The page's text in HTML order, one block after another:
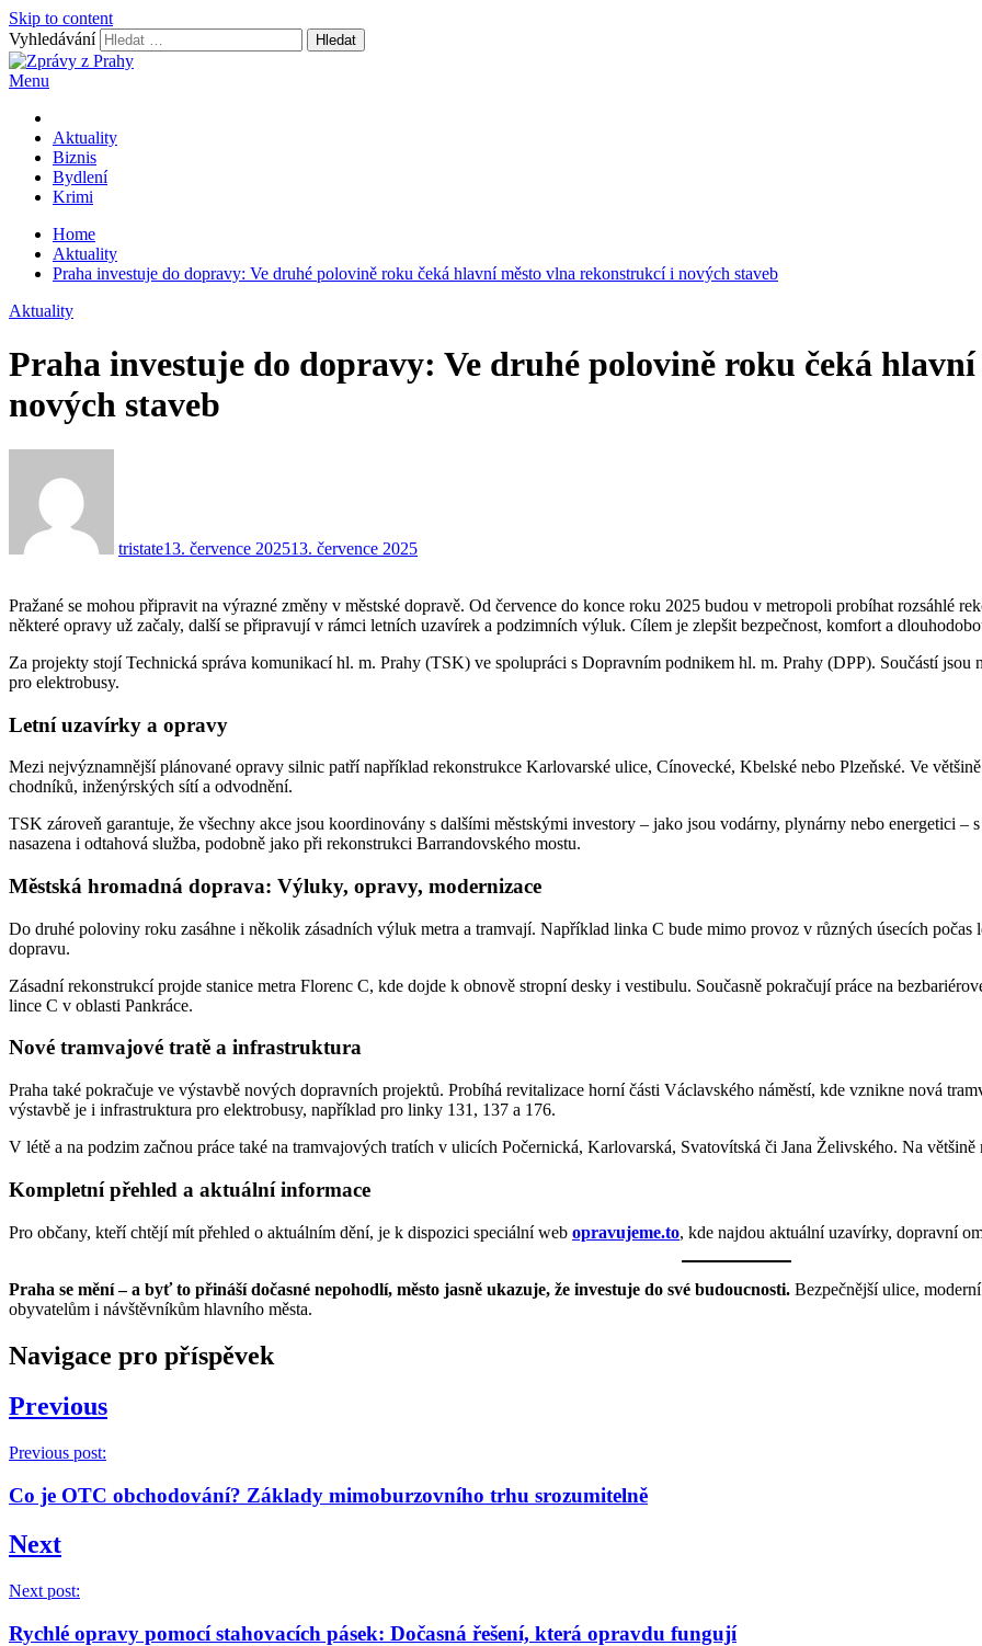
Skip to content
Vyhledávání
Menu
Aktuality
Biznis
Bydlení
Krimi
Home
Aktuality
Praha investuje do dopravy: Ve druhé polovině roku čeká hlavní město vlna rekonstrukcí i nových staveb
Aktuality
Praha investuje do dopravy: Ve druhé polovině roku čeká
nových staveb
tristate13. července 202513. července 2025
Pražané se mohou připravit na výrazné změny v městské dopravě. Od července do konce roku 2025 budou v metropoli probíhat rozsáhlé
některé opravy už začaly, další se připravují v rámci letních uzavírek a podzimních výluk. Cílem je zlepšit bezpečnost, komfort a
Za projekty stojí Technická správa komunikací hl. m. Prahy (TSK) ve spolupráci s Dopravním podnikem hl. m. Prahy (DPP). Součástí
pro elektrobusy.
Letní uzavírky a opravy
Mezi nejvýznamnější plánované opravy silnic patří například rekonstrukce Karlovarské ulice, Cínovecké, Kbelské nebo Plzeňské. Ve
chodníků, inženýrských sítí a odvodnění.
TSK zároveň garantuje, že všechny akce jsou koordinovány s dalšími městskými investory – jako jsou vodárny, plynárny nebo energetici
nasazena i odtahová služba, podobně jako při rekonstrukci Barrandovského mostu.
Městská hromadná doprava: Výluky, opravy, modernizace
Do druhé poloviny roku zasáhne i několik zásadních výluk metra a tramvají. Například linka C bude mimo provoz v různých úsecích
dopravu.
Zásadní rekonstrukcí projde stanice metra Florenc C, kde dojde k obnově stropní desky i vestibulu. Současně pokračují práce na
lince C v oblasti Pankráce.
Nové tramvajové tratě a infrastruktura
Praha také pokračuje ve výstavbě nových dopravních projektů. Probíhá revitalizace horní části Václavského náměstí, kde vznikne nová
výstavbě je i infrastruktura pro elektrobusy, například pro linky 131, 137 a 176.
V létě a na podzim začnou práce také na tramvajových tratích v ulicích Počernická, Karlovarská, Svatovítská či Jana Želivského. Na
Kompletní přehled a aktuální informace
Pro občany, kteří chtějí mít přehled o aktuálním dění, je k dispozici speciální web opravujeme.to, kde najdou aktuální uzavírky, dopravní
Praha se mění – a byť to přináší dočasné nepohodlí, město jasně ukazuje, že investuje do své budoucnosti. Bezpečnější ulice,
obyvatelům i návštěvníkům hlavního města.
Navigace pro příspěvek
Previous
Previous post:
Co je OTC obchodování? Základy mimoburzovního trhu srozumitelně
Next
Next post:
Rychlé opravy pomocí stahovacích pásek: Dočasná řešení, která opravdu fungují